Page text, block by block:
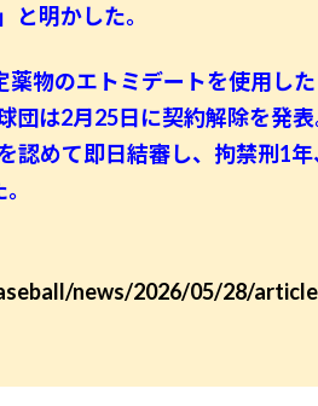
と明かした。
物のエトミデートを使用し
団は2月25日に契約解除を発
認めて即日結審し、拘禁刑1
news/2026/05/28/